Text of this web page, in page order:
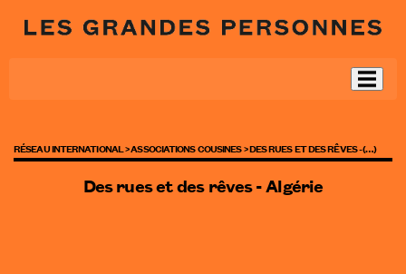
RÉSEAU INTERNATIONAL >ASSOCIATIONS COUSINES >DES RUES ET DES RÊVES - (…)
Des rues et des rêves - Algérie